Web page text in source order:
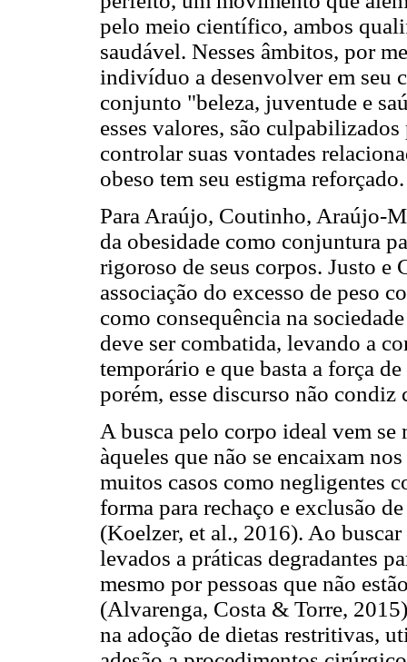
pelo meio científico, ambos
saudável. Nesses âmbitos, por
indivíduo a desenvolver em seu
conjunto "beleza, juventude e
esses valores, são
controlar suas vontades
obeso tem seu estigma reforçado.
Para Araújo, Coutinho, Araújo-
da obesidade como conjuntura
rigoroso de seus corpos. Justo e
associação do excesso de peso
como consequência na
deve ser combatida, levando a
temporário e que basta a força
porém, esse discurso não condiz
A busca pelo corpo ideal vem se
àqueles que não se encaixam
muitos casos como negligentes
forma para rechaço e exclusão
(Koelzer, et al., 2016). Ao
levados a práticas degradantes
mesmo por pessoas que não
(Alvarenga, Costa & Torre,
na adoção de dietas restritivas,